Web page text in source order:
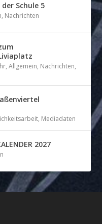
Schule 5
, Nachrichten
,Allgemein, Nachrichten,
, Mediadaten
2027